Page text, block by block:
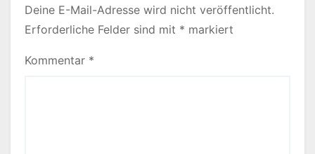
Deine E-Mail-Adresse wird nicht veröffentlicht.
Erforderliche Felder sind mit * markiert
Kommentar *